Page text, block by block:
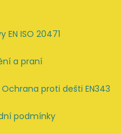
ISO 20471
a praní
proti dešti EN343
podmínky